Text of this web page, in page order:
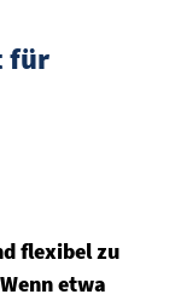
flexibel zu
etwa
für